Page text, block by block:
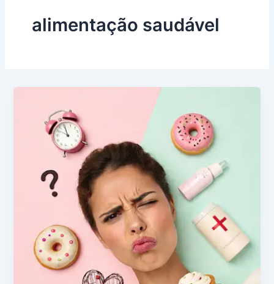
alimentação saudável